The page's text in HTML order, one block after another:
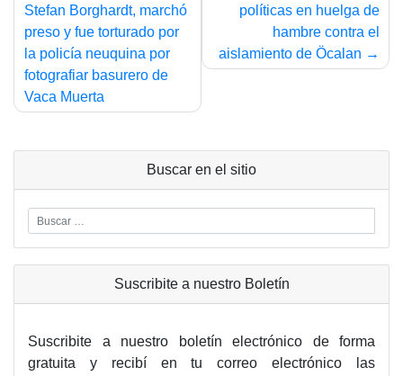
de
entradas
Stefan Borghardt, marchó
preso y fue torturado por
la policía neuquina por
fotografiar basurero de
Vaca Muerta
políticas en huelga de
hambre contra el
aislamiento de Öcalan
Buscar en el sitio
Suscribite a nuestro Boletín
Suscribite a nuestro boletín electrónico de forma
gratuita y recibí en tu correo electrónico las